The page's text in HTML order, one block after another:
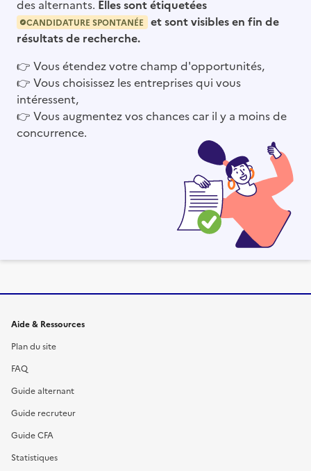
des alternants. Elles sont étiquetées
CANDIDATURE SPONTANÉE
et sont visibles en fin de
résultats de recherche.
👉 Vous étendez votre champ d'opportunités,
👉 Vous choisissez les entreprises qui vous
intéressent,
👉 Vous augmentez vos chances car il y a moins de
concurrence.
Informations et liens du site
Aide & Ressources
Plan du site
FAQ
Guide alternant
Guide recruteur
Guide CFA
Statistiques